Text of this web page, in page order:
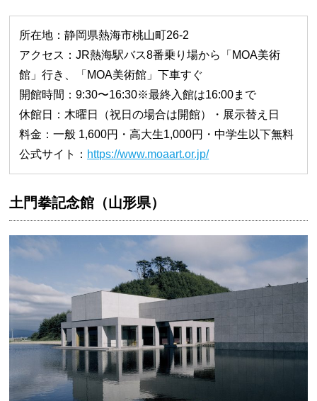
所在地：静岡県熱海市桃山町26-2
アクセス：JR熱海駅バス8番乗り場から「MOA美術
館」行き、「MOA美術館」下車すぐ
開館時間：9:30〜16:30※最終入館は16:00まで
休館日：木曜日（祝日の場合は開館）・展示替え日
料金：一般 1,600円・高大生1,000円・中学生以下無料
公式サイト： https://www.moaart.or.jp/
土門拳記念館（山形県）